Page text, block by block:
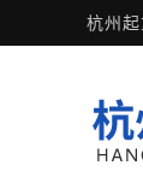
杭州